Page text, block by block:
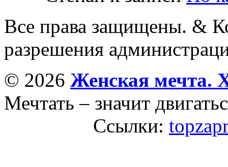
Все права защищены. &
разрешения
© 2026 Женская мечта.
Мечтать – значит
Ссылки: